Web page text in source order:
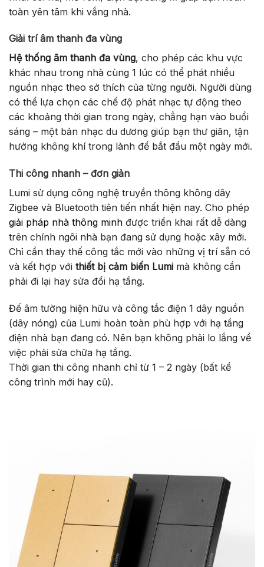
toàn yên tâm khi vắng nhà.
Giải trí âm thanh đa vùng
Hệ thống âm thanh đa vùng, cho phép các khu vực
khác nhau trong nhà cùng 1 lúc có thể phát nhiều
nguồn nhạc theo sở thích của từng người. Người dùng
có thể lựa chọn các chế độ phát nhạc tự động theo
các khoảng thời gian trong ngày, chẳng hạn vào buổi
sáng – một bản nhạc du dương giúp bạn thư giãn, tận
hưởng không khí trong lành để bắt đầu một ngày mới.
Thi công nhanh – đơn giản
Lumi sử dụng công nghệ truyền thông không dây
Zigbee và Bluetooth tiên tiến nhất hiện nay. Cho phép
giải pháp nhà thông minh được triển khai rất dễ dàng
trên chính ngôi nhà bạn đang sử dụng hoặc xây mới.
Chỉ cần thay thế công tắc mới vào những vị trí sẵn có
và kết hợp với thiết bị cảm biến Lumi mà không cần
phải đi lại hay sửa đổi hạ tầng.
Đế âm tường hiện hữu và công tắc điện 1 dây nguồn
(dây nóng) của Lumi hoàn toàn phù hợp với hạ tầng
điện nhà bạn đang có. Nên bạn không phải lo lắng về
việc phải sửa chữa hạ tầng.
Thời gian thi công nhanh chỉ từ 1 – 2 ngày (bất kể
công trình mới hay cũ).